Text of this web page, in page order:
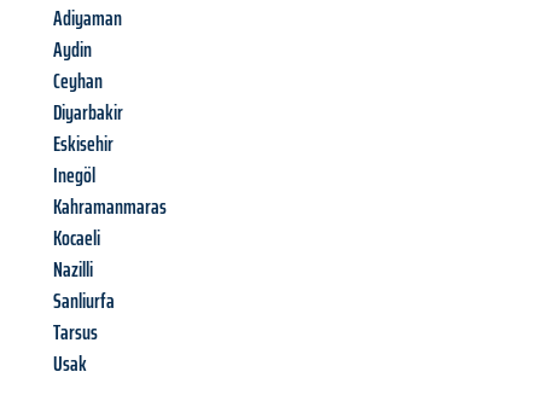
Adiyaman
Aydin
Ceyhan
Diyarbakir
Eskisehir
Inegöl
Kahramanmaras
Kocaeli
Nazilli
Sanliurfa
Tarsus
Usak